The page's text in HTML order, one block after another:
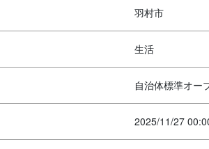
羽村市
生活
自治体標準オー
2025/11/27